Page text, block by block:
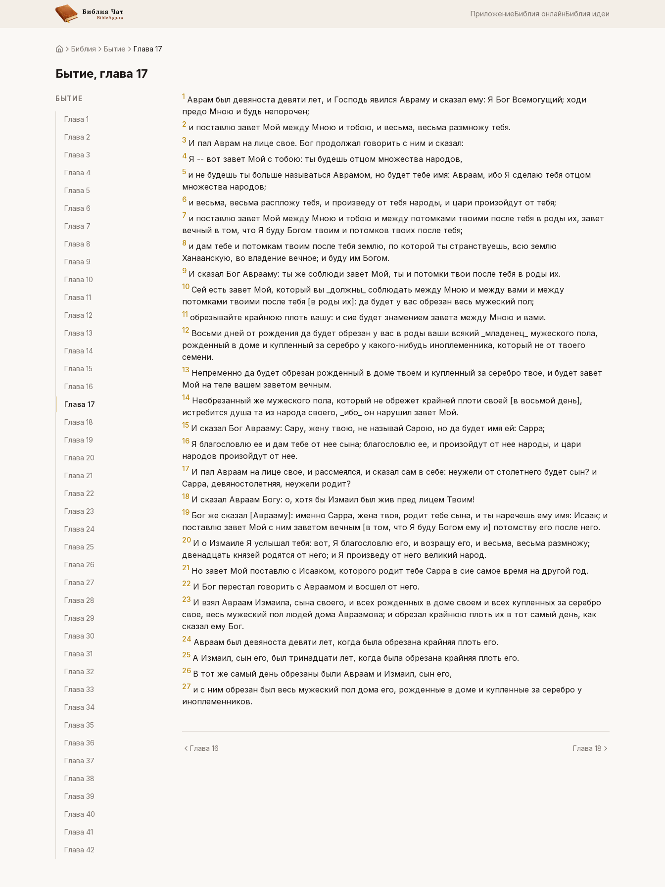
ПриложениеБиблия онлайнБиблия идеи
ГлавнаяБиблия Бытие Глава 17
Бытие, глава 17
БЫТИЕ
Глава 1
Глава 2
Глава 3
Глава 4
Глава 5
Глава 6
Глава 7
Глава 8
Глава 9
Глава 10
Глава 11
Глава 12
Глава 13
Глава 14
Глава 15
Глава 16
Глава 17
Глава 18
Глава 19
Глава 20
Глава 21
Глава 22
Глава 23
Глава 24
Глава 25
Глава 26
Глава 27
Глава 28
Глава 29
Глава 30
Глава 31
Глава 32
Глава 33
Глава 34
Глава 35
Глава 36
Глава 37
Глава 38
Глава 39
Глава 40
Глава 41
Глава 42
1 Аврам был девяноста девяти лет, и Господь явился Авраму и сказал ему: Я Бог Всемогущий; ходи
предо Мною и будь непорочен;
2 и поставлю завет Мой между Мною и тобою, и весьма, весьма размножу тебя.
3 И пал Аврам на лице свое. Бог продолжал говорить с ним и сказал:
4 Я -- вот завет Мой с тобою: ты будешь отцом множества народов,
5 и не будешь ты больше называться Аврамом, но будет тебе имя: Авраам, ибо Я сделаю тебя отцом
множества народов;
6 и весьма, весьма распложу тебя, и произведу от тебя народы, и цари произойдут от тебя;
7 и поставлю завет Мой между Мною и тобою и между потомками твоими после тебя в роды их, завет
вечный в том, что Я буду Богом твоим и потомков твоих после тебя;
8 и дам тебе и потомкам твоим после тебя землю, по которой ты странствуешь, всю землю
Ханаанскую, во владение вечное; и буду им Богом.
9 И сказал Бог Аврааму: ты же соблюди завет Мой, ты и потомки твои после тебя в роды их.
10 Сей есть завет Мой, который вы _должны_ соблюдать между Мною и между вами и между
потомками твоими после тебя [в роды их]: да будет у вас обрезан весь мужеский пол;
11 обрезывайте крайнюю плоть вашу: и сие будет знамением завета между Мною и вами.
12 Восьми дней от рождения да будет обрезан у вас в роды ваши всякий _младенец_ мужеского пола,
рожденный в доме и купленный за серебро у какого-нибудь иноплеменника, который не от твоего
семени.
13 Непременно да будет обрезан рожденный в доме твоем и купленный за серебро твое, и будет завет
Мой на теле вашем заветом вечным.
14 Необрезанный же мужеского пола, который не обрежет крайней плоти своей [в восьмой день],
истребится душа та из народа своего, _ибо_ он нарушил завет Мой.
15 И сказал Бог Аврааму: Сару, жену твою, не называй Сарою, но да будет имя ей: Сарра;
16 Я благословлю ее и дам тебе от нее сына; благословлю ее, и произойдут от нее народы, и цари
народов произойдут от нее.
17 И пал Авраам на лице свое, и рассмеялся, и сказал сам в себе: неужели от столетнего будет сын? и
Сарра, девяностолетняя, неужели родит?
18 И сказал Авраам Богу: о, хотя бы Измаил был жив пред лицем Твоим!
19 Бог же сказал [Аврааму]: именно Сарра, жена твоя, родит тебе сына, и ты наречешь ему имя: Исаак; и
поставлю завет Мой с ним заветом вечным [в том, что Я буду Богом ему и] потомству его после него.
20 И о Измаиле Я услышал тебя: вот, Я благословлю его, и возращу его, и весьма, весьма размножу;
двенадцать князей родятся от него; и Я произведу от него великий народ.
21 Но завет Мой поставлю с Исааком, которого родит тебе Сарра в сие самое время на другой год.
22 И Бог перестал говорить с Авраамом и восшел от него.
23 И взял Авраам Измаила, сына своего, и всех рожденных в доме своем и всех купленных за серебро
свое, весь мужеский пол людей дома Авраамова; и обрезал крайнюю плоть их в тот самый день, как
сказал ему Бог.
24 Авраам был девяноста девяти лет, когда была обрезана крайняя плоть его.
25 А Измаил, сын его, был тринадцати лет, когда была обрезана крайняя плоть его.
26 В тот же самый день обрезаны были Авраам и Измаил, сын его,
27 и с ним обрезан был весь мужеский пол дома его, рожденные в доме и купленные за серебро у
иноплеменников.
Глава 16 Глава 18